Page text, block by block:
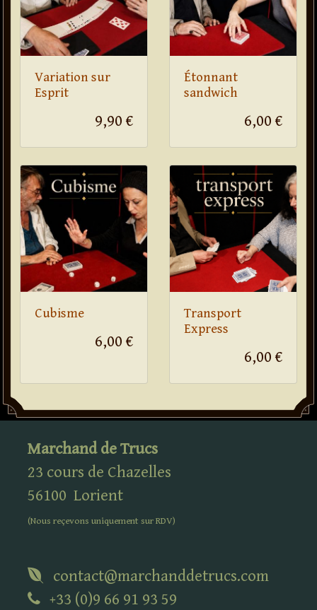
Variation sur
Esprit
9,90 €
Étonnant
sandwich
6,00 €
Cubisme
6,00 €
Transport
Express
6,00 €
Marchand de Trucs
23 cours de Chazelles
56100 Lorient
(Nous reçevons uniquement surRDV)
contact@marchanddetrucs.com
+33 (0)9 66 91 93 59